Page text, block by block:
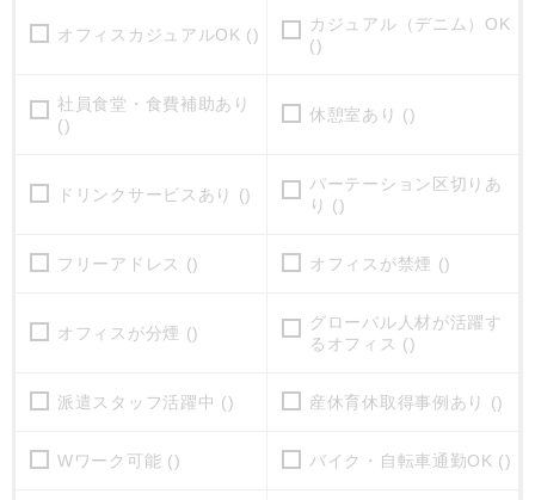
オフィスカジュアルOK ()
カジュアル（デニム）OK
()
社員食堂・食費補助あり
()
休憩室あり ()
ドリンクサービスあり ()
パーテーション区切りあ
り ()
フリーアドレス () オフィスが禁煙 ()
オフィスが分煙 ()
グローバル人材が活躍す
るオフィス ()
派遣スタッフ活躍中 () 産休育休取得事例あり ()
Wワーク可能 () バイク・自転車通勤OK ()